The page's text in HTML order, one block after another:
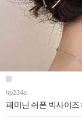
hp234a
페미닌 쉬폰 빅사이즈